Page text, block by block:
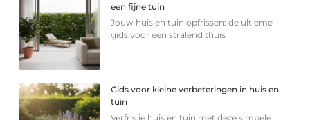
een fijne tuin
Jouw huis en tuin opfrissen: de ultieme
gids voor een stralend thuis
Gids voor kleine verbeteringen in huis en
tuin
Verfris je huis en tuin met deze simpele